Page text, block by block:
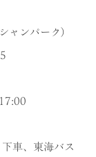
ャンパーク）
17:00
車、東海バス